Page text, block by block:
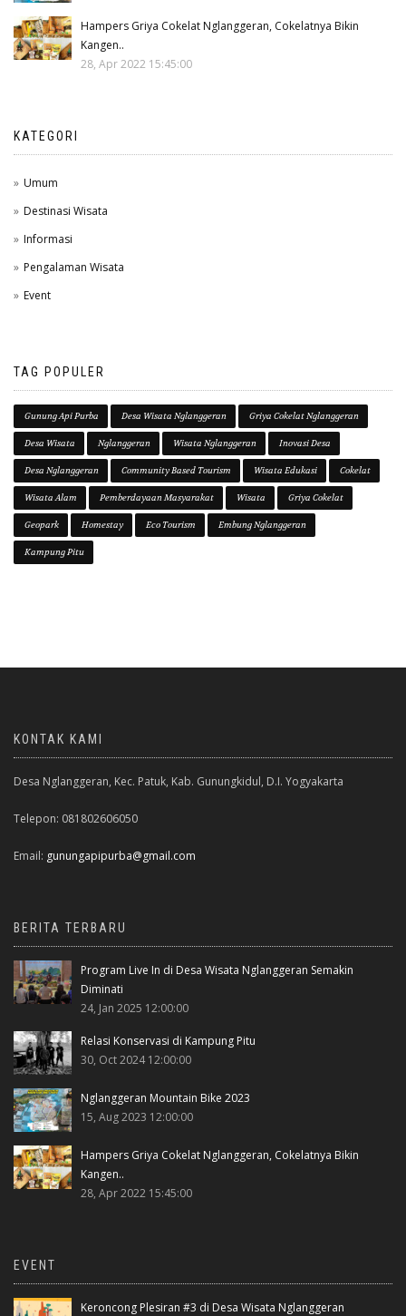
Hampers Griya Cokelat Nglanggeran, Cokelatnya Bikin
Kangen..
28, Apr 2022 15:45:00
KATEGORI
Umum
Destinasi Wisata
Informasi
Pengalaman Wisata
Event
TAG POPULER
Gunung Api Purba Desa Wisata Nglanggeran Griya Cokelat Nglanggeran
Desa Wisata Nglanggeran Wisata Nglanggeran Inovasi Desa
Desa Nglanggeran Community Based Tourism Wisata Edukasi Cokelat
Wisata Alam Pemberdayaan Masyarakat Wisata Griya Cokelat
Geopark Homestay Eco Tourism Embung Nglanggeran
Kampung Pitu
KONTAK KAMI
Desa Nglanggeran, Kec. Patuk, Kab. Gunungkidul, D.I. Yogyakarta
Telepon: 081802606050
Email: gunungapipurba@gmail.com
BERITA TERBARU
Program Live In di Desa Wisata Nglanggeran Semakin
Diminati
24, Jan 2025 12:00:00
Relasi Konservasi di Kampung Pitu
30, Oct 2024 12:00:00
Nglanggeran Mountain Bike 2023
15, Aug 2023 12:00:00
Hampers Griya Cokelat Nglanggeran, Cokelatnya Bikin
Kangen..
28, Apr 2022 15:45:00
EVENT
Keroncong Plesiran #3 di Desa Wisata Nglanggeran